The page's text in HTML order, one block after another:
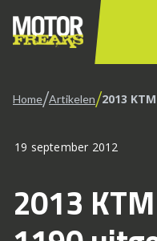
Home/Artikelen/2013
19 september 2012
2013